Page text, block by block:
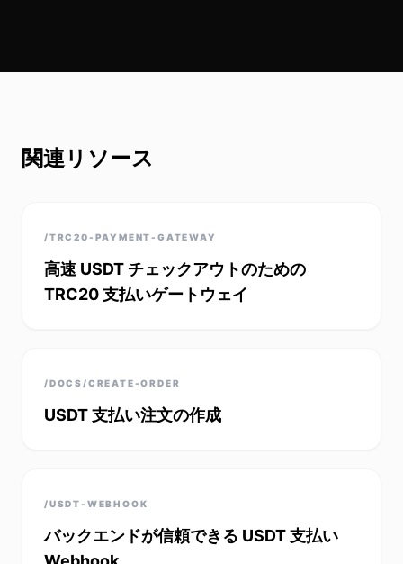
関連リソース
/TRC20-PAYMENT-GATEWAY
高速 USDT チェックアウトのための
TRC20 支払いゲートウェイ
/DOCS/CREATE-ORDER
USDT 支払い注文の作成
/USDT-WEBHOOK
バックエンドが信頼できる USDT 支払い